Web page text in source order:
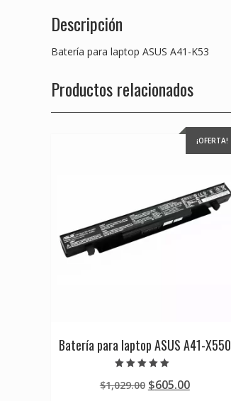
Descripción
Batería para laptop ASUS A41-K53
Productos relacionados
¡OFERTA!
Batería para laptop ASUS A41-X550
5.00
de 5
$1,029.00 Original
$605.00Current